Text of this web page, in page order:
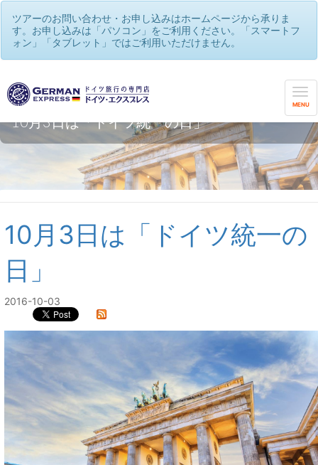
ツアーのお問い合わせ・お申し込みはホームページから承りま
す。お申し込みは「パソコン」をご利用ください。「スマートフ
ォン」「タブレット」ではご利用いただけません。
MENU
10月3日は「ドイツ統一の日」
10月3日は「ドイツ統一の
日」
2016-10-03